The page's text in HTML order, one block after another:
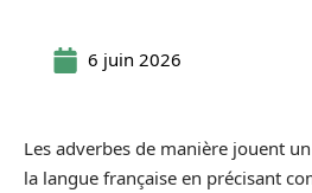
6 juin 2026
Les adverbes de manière jouent
la langue française en précisant